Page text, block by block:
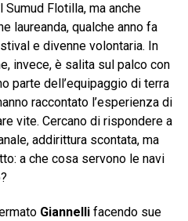
Flotilla, ma anche
laureanda, qualche anno fa
e divenne volontaria. In
invece, è salita sul palco con
parte dell’equipaggio di terra
raccontato l’esperienza di
vite. Cercano di rispondere a
addirittura scontata, ma
a che cosa servono le navi
Giannellifacendo sue